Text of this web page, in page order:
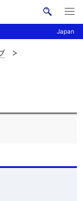
Japan
イ
メ
ニ
ュ